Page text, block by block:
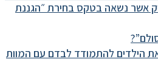
אשר נשאה בטקס בחירת ״הגננת
הילדים להתמודד לבדם עם המוות